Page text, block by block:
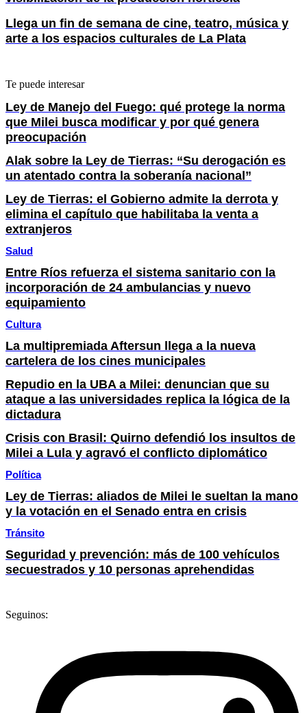
Llega un fin de semana de cine, teatro, música y
arte a los espacios culturales de La Plata
Te puede interesar
Ley de Manejo del Fuego: qué protege la norma
que Milei busca modificar y por qué genera
preocupación
Alak sobre la Ley de Tierras: “Su derogación es
un atentado contra la soberanía nacional”
Ley de Tierras: el Gobierno admite la derrota y
elimina el capítulo que habilitaba la venta a
extranjeros
Salud
Entre Ríos refuerza el sistema sanitario con la
incorporación de 24 ambulancias y nuevo
equipamiento
Cultura
La multipremiada Aftersun llega a la nueva
cartelera de los cines municipales
Repudio en la UBA a Milei: denuncian que su
ataque a las universidades replica la lógica de la
dictadura
Crisis con Brasil: Quirno defendió los insultos de
Milei a Lula y agravó el conflicto diplomático
Política
Ley de Tierras: aliados de Milei le sueltan la mano
y la votación en el Senado entra en crisis
Tránsito
Seguridad y prevención: más de 100 vehículos
secuestrados y 10 personas aprehendidas
Seguinos: